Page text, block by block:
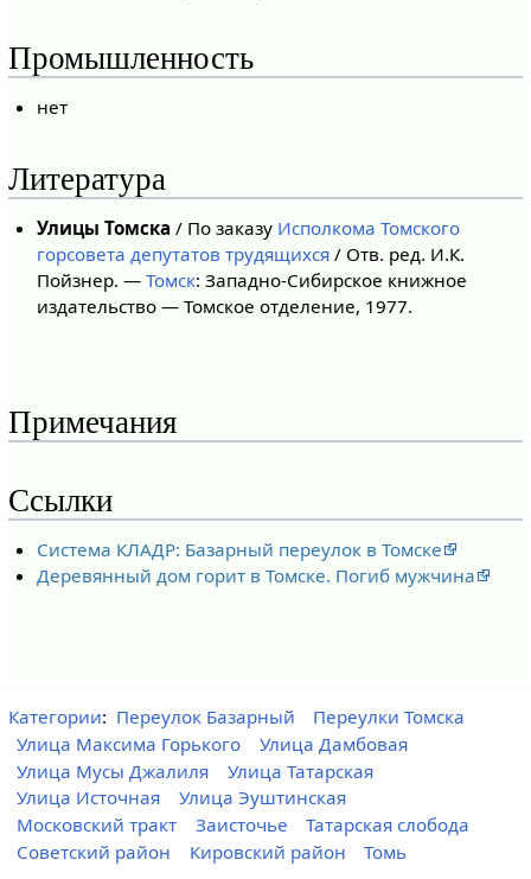
Промышленность
нет
Литература
Улицы Томска / По заказу Исполкома Томского
горсовета депутатов трудящихся / Отв. ред. И.К.
Пойзнер. —Томск: Западно-Сибирское книжное
издательство — Томское отделение, 1977.
Примечания
Ссылки
Система КЛАДР: Базарный переулок в Томске
Деревянный дом горит в Томске. Погиб мужчина
Категории: Переулок Базарный
Переулки Томска
Улица Максима Горького
Улица Дамбовая
Улица Мусы Джалиля
Улица Татарская
Улица Источная
Улица Эуштинская
Московский тракт
Заисточье
Татарская слобода
Советский район
Кировский район Томь